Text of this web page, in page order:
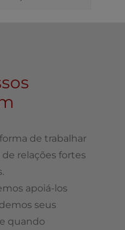
de trabalhar
relações fortes
apoiá-los
seus
quando